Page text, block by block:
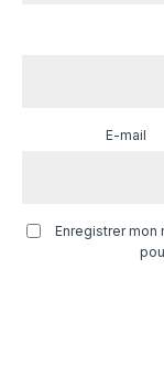
E-mail
Enregistrer mon